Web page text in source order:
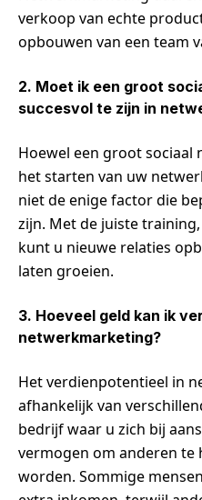
verkoop van echte
opbouwen van een team
2. Moet ik een groot
succesvol te zijn in
Hoewel een groot sociaal
het starten van uw
niet de enige factor die
zijn. Met de juiste
kunt u nieuwe relaties
laten groeien.
3. Hoeveel geld kan ik
netwerkmarketing?
Het verdienpotentieel in
afhankelijk van
bedrijf waar u zich bij
vermogen om anderen te
worden. Sommige